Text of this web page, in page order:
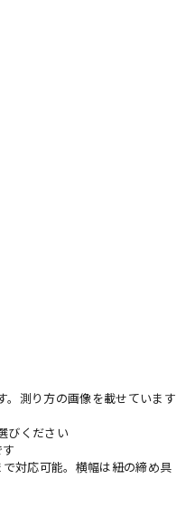
。測り方の画像を載せています
びください
対応可能。横幅は紐の締め具